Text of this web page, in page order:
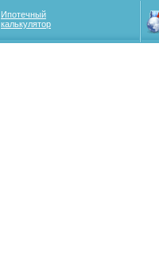
Ипотечный
калькулятор